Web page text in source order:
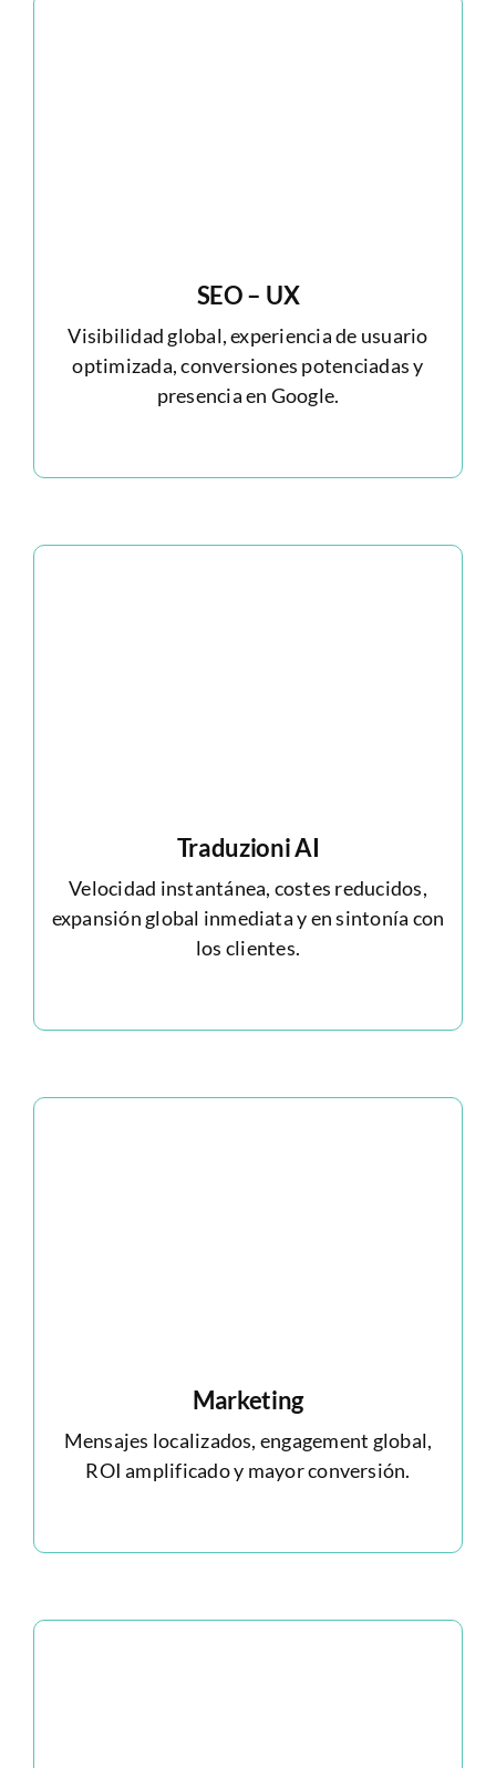
SEO – UX
Visibilidad global, experiencia de usuario
optimizada, conversiones potenciadas y
presencia en Google.
Traduzioni AI
Velocidad instantánea, costes reducidos,
expansión global inmediata y en sintonía con
los clientes.
Marketing
Mensajes localizados, engagement global,
ROI amplificado y mayor conversión.